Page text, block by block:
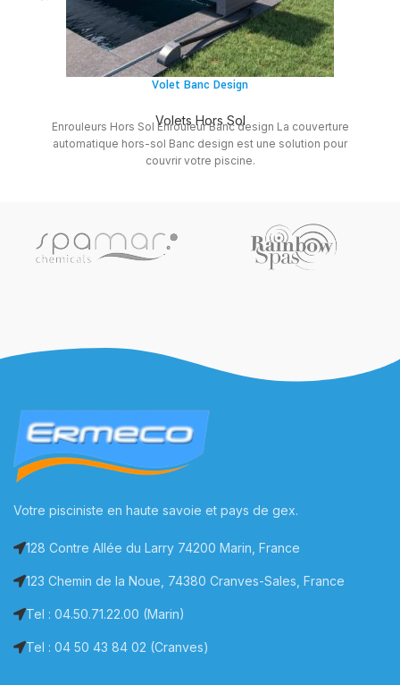
Volet Banc Design
Volets Hors Sol
Enrouleurs Hors Sol Enrouleur Banc design La couverture
automatique hors-sol Banc design est une solution pour
couvrir votre piscine.
Votre pisciniste en haute savoie et pays de gex.
128 Contre Allée du Larry 74200 Marin, France
123 Chemin de la Noue, 74380 Cranves-Sales, France
Tel : 04.50.71.22.00 (Marin)
Tel : 04 50 43 84 02 (Cranves)